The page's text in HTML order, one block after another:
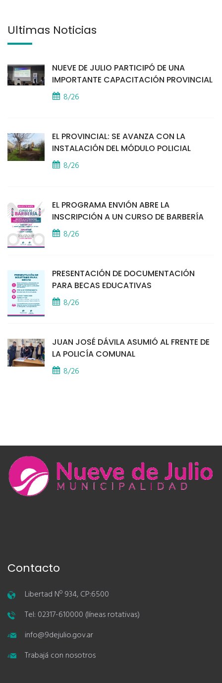
Últimas Noticias
NUEVE DE JULIO PARTICIPÓ DE UNA
IMPORTANTE CAPACITACIÓN PROVINCIAL
8/26
EL PROVINCIAL: SE AVANZA CON LA
INSTALACIÓN DEL MÓDULO POLICIAL
8/26
EL PROGRAMA ENVIÓN ABRE LA
INSCRIPCIÓN A UN CURSO DE BARBERÍA
8/26
PRESENTACIÓN DE DOCUMENTACIÓN
PARA BECAS EDUCATIVAS
8/26
JUAN JOSÉ DÁVILA ASUMIÓ AL FRENTE DE
LA POLICÍA COMUNAL
8/26
Contacto
Libertad Nº 934, CP:6500
Tel: 02317-610000 (líneas rotativas)
info@9dejulio.gov.ar
Trabajá con nosotros